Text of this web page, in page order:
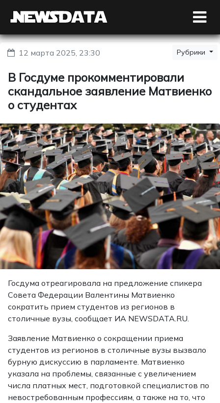
12 марта 2025, 23:30 Рубрики
В Госдуме прокомментировали
скандальное заявление Матвиенко
о студентах
Госдума отреагировала на предложение спикера
Совета Федерации Валентины Матвиенко
сократить прием студентов из регионов в
столичные вузы, сообщает ИА NEWSDATA.RU.
Заявление Матвиенко о сокращении приема
студентов из регионов в столичные вузы вызвало
бурную дискуссию в парламенте. Матвиенко
указала на проблемы, связанные с увеличением
числа платных мест, подготовкой специалистов по
невостребованным профессиям, а также на то, что